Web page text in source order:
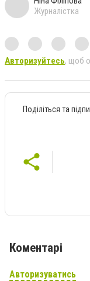
Журналістка
Авторизуйтесь, щоб
Поділіться та
Коментарі
Авторизуватись